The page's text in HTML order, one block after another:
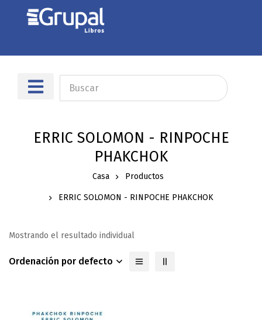
ERRIC SOLOMON - RINPOCHE
PHAKCHOK
Casa Productos
ERRIC SOLOMON - RINPOCHE PHAKCHOK
Mostrando el resultado individual
Ordenación por defecto